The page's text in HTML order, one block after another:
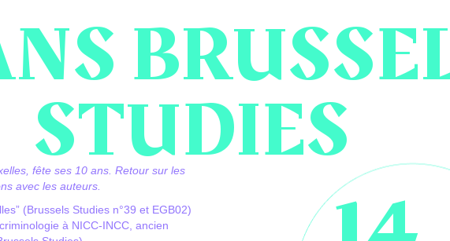
STUDIES
fête ses 10 ans. Retour sur les
avec les auteurs.
(Brussels Studies n°39 et EGB02)
à NICC-INCC, ancien